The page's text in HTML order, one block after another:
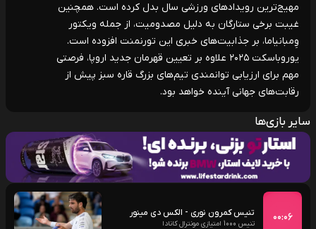
مهیج‌ترین رویدادهای ورزشی سال بدل کرده است. همچنین
غیبت برخی ستارگان به دلیل مصدومیت، از جمله ویکتور
وِمبانیاما، بر جذابیت‌های خبری این تورنمنت افزوده است.
یوروباسکت ۲۰۲۵ علاوه بر تعیین قهرمان جدید اروپا، فرصتی
مهم برای ارزیابی توانمندی تیم‌های بزرگ قاره سبز پیش از
رقابت‌های جهانی آینده خواهد بود.
سایر بازی‌ها
۰۰:۰۶ تنیس کمرون نوری - الکس دی مینور
تنیس 1000 امتیازی مونترال کانادا